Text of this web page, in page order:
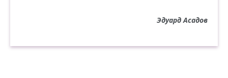
Ночью мы подсветим его снизуЭдуард Асадов